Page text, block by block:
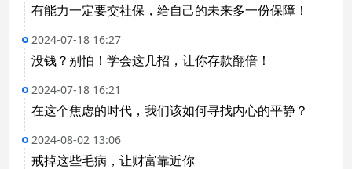
有能力一定要交社保，给自己的未来多一份保障！
2024-07-18 16:27
没钱？别怕！学会这几招，让你存款翻倍！
2024-07-18 16:21
在这个焦虑的时代，我们该如何寻找内心的平静？
2024-08-02 13:06
戒掉这些毛病，让财富靠近你